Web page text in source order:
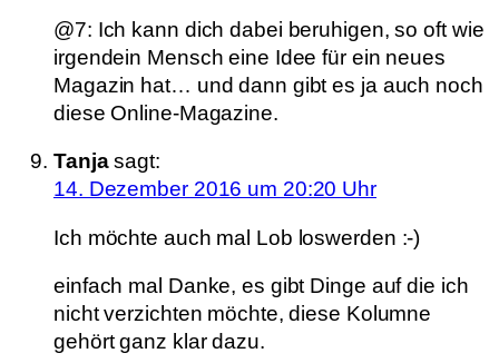
@7: Ich kann dich dabei beruhigen, so oft wie
irgendein Mensch eine Idee für ein neues
Magazin hat… und dann gibt es ja auch noch
diese Online-Magazine.
Tanja sagt:
14. Dezember 2016 um 20:20 Uhr
Ich möchte auch mal Lob loswerden :-)
einfach mal Danke, es gibt Dinge auf die ich
nicht verzichten möchte, diese Kolumne
gehört ganz klar dazu.